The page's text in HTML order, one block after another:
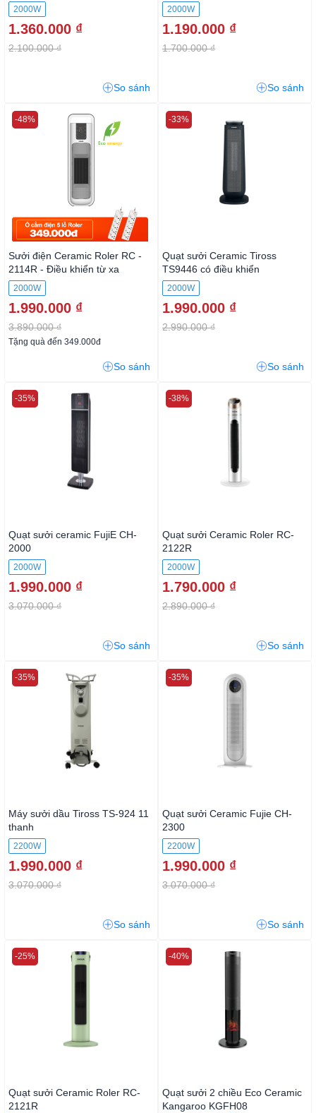
2000W
1.360.000 ₫
2.100.000 ₫
So sánh
2000W
1.190.000 ₫
1.700.000 ₫
So sánh
Sưởi điện Ceramic Roler RC -
2114R - Điều khiển từ xa
2000W
1.990.000 ₫
3.890.000 ₫
-48%
Tặng quà đến 349.000đ
So sánh
Quạt sưởi Ceramic Tiross
TS9446 có điều khiển
2000W
1.990.000 ₫
2.990.000 ₫
-33%
So sánh
Quạt sưởi ceramic FujiE CH-
2000
2000W
1.990.000 ₫
3.070.000 ₫
-35%
So sánh
Quạt sưởi Ceramic Roler RC-
2122R
2000W
1.790.000 ₫
2.890.000 ₫
-38%
So sánh
Máy sưởi dầu Tiross TS-924 11
thanh
2200W
1.990.000 ₫
3.070.000 ₫
-35%
So sánh
Quạt sưởi Ceramic Fujie CH-
2300
2200W
1.990.000 ₫
3.070.000 ₫
-35%
So sánh
Quạt sưởi Ceramic Roler RC-
2121R
-25%
Quạt sưởi 2 chiều Eco Ceramic
Kangaroo KGFH08
-40%